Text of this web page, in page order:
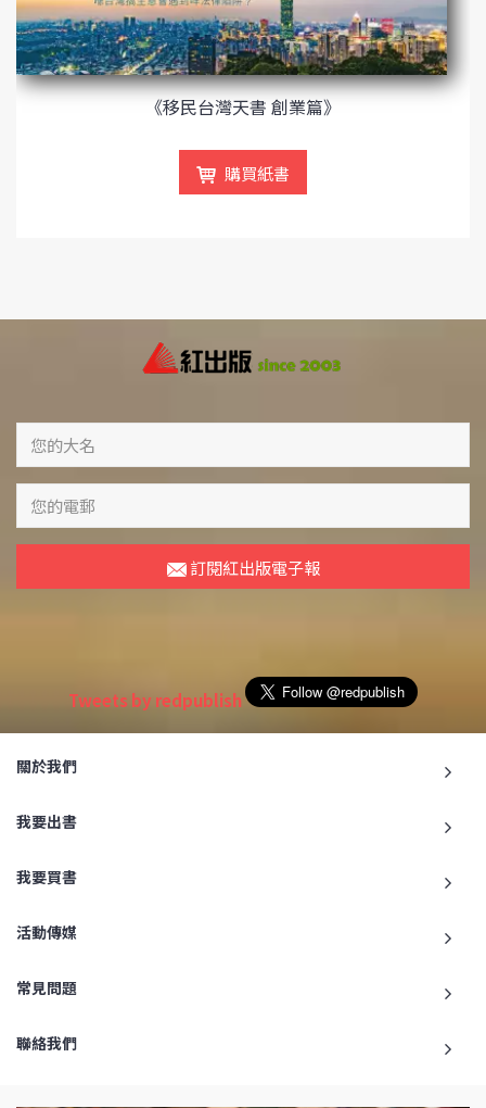
《移民台灣天書 創業篇》
購買紙書
訂閱紅出版電子報
Tweets by redpublish
關於我們
我要出書
我要買書
活動傳媒
常見問題
聯絡我們